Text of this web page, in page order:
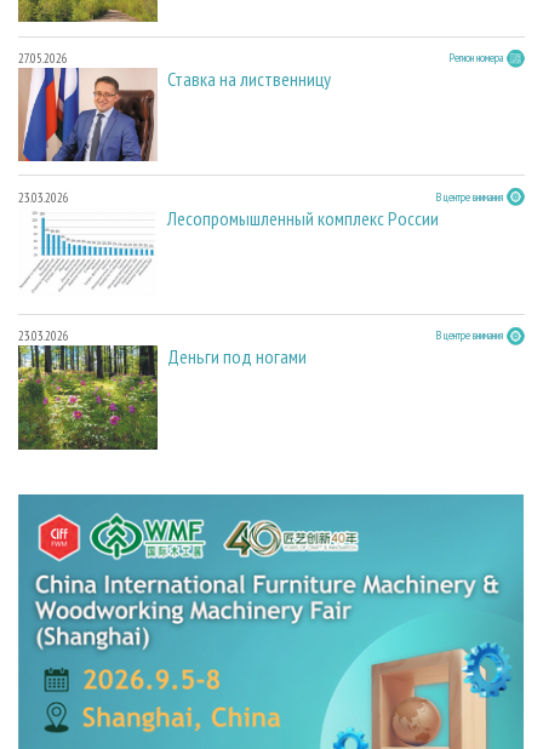
27.05.2026 Регион номера
Ставка на лиственницу
23.03.2026 В центре внимания
Лесопромышленный комплекс России
23.03.2026 В центре внимания
Деньги под ногами